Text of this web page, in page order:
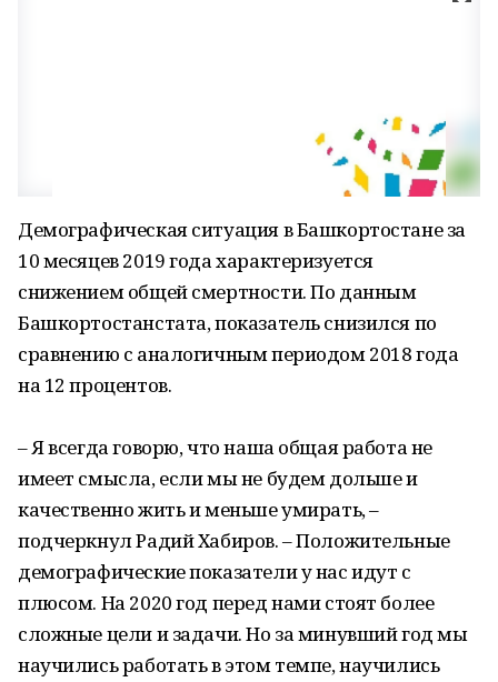
Демографическая ситуация в Башкортостане за
10 месяцев 2019 года характеризуется
снижением общей смертности. По данным
Башкортостанстата, показатель снизился по
сравнению с аналогичным периодом 2018 года
на 12 процентов.
– Я всегда говорю, что наша общая работа не
имеет смысла, если мы не будем дольше и
качественно жить и меньше умирать, –
подчеркнул Радий Хабиров. – Положительные
демографические показатели у нас идут с
плюсом. На 2020 год перед нами стоят более
сложные цели и задачи. Но за минувший год мы
научились работать в этом темпе, научились